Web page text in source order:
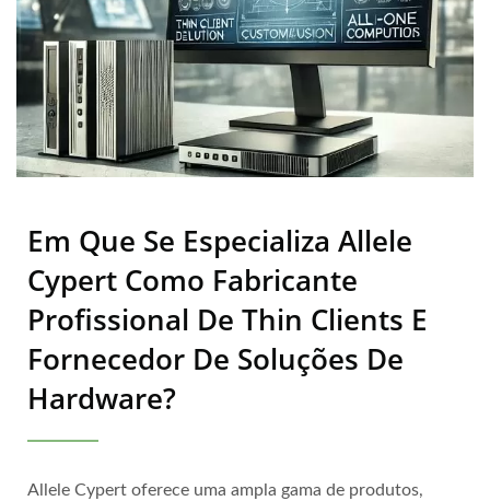
Em Que Se Especializa Allele
Cypert Como Fabricante
Profissional De Thin Clients E
Fornecedor De Soluções De
Hardware?
Allele Cypert oferece uma ampla gama de produtos,